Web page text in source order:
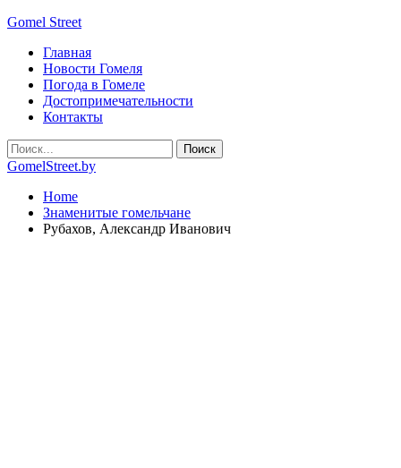
Gomel Street
Главная
Новости Гомеля
Погода в Гомеле
Достопримечательности
Контакты
GomelStreet.by
Home
Знаменитые гомельчане
Рубахов, Александр Иванович